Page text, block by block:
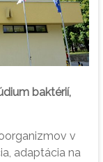
baktérií,
v
adaptácia na